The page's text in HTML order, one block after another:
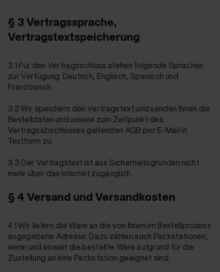
§ 3 Vertragssprache,
Vertragstextspeicherung
3.1 Für den Vertragsschluss stehen folgende Sprachen
zur Verfügung: Deutsch, Englisch, Spanisch und
Französisch
3.2 Wir speichern den Vertragstext und senden Ihnen die
Bestelldaten und unsere zum Zeitpunkt des
Vertragsabschlusses geltenden AGB per E-Mail in
Textform zu.
3.3 Der Vertragstext ist aus Sicherheitsgründen nicht
mehr über das Internet zugänglich.
§ 4 Versand und Versandkosten
4.1 Wir liefern die Ware an die von Ihnen im Bestellprozess
angegebene Adresse. Dazu zählen auch Packstationen,
wenn und soweit die bestellte Ware aufgrund für die
Zustellung an eine Packstation geeignet sind.